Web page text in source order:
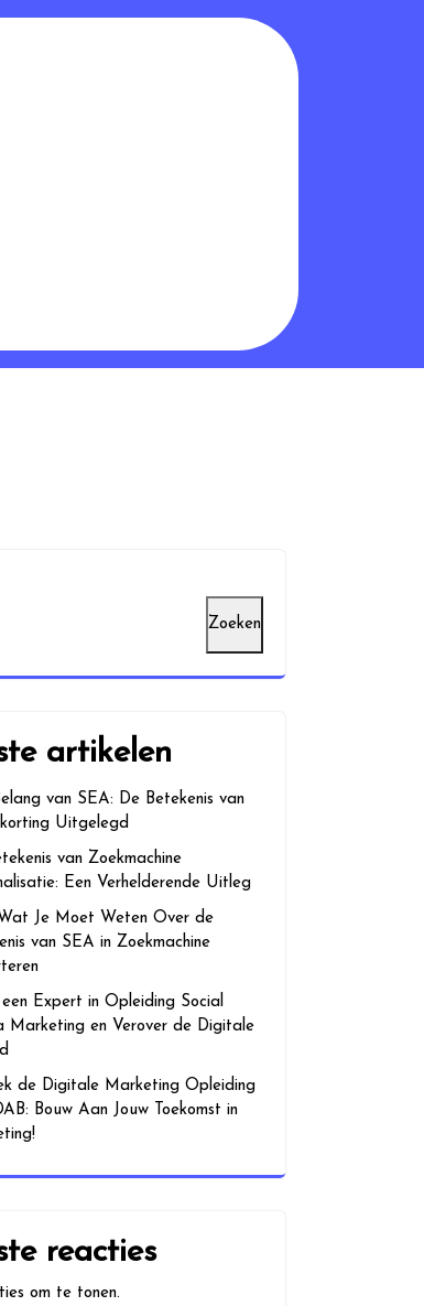
Zoeken
artikelen
van SEA: De Betekenis van
Uitgelegd
van Zoekmachine
Een Verhelderende Uitleg
Je Moet Weten Over de
van SEA in Zoekmachine
Expert in Opleiding Social
Marketing en Verover de Digitale
de Digitale Marketing Opleiding
Bouw Aan Jouw Toekomst in
reacties
om te tonen.